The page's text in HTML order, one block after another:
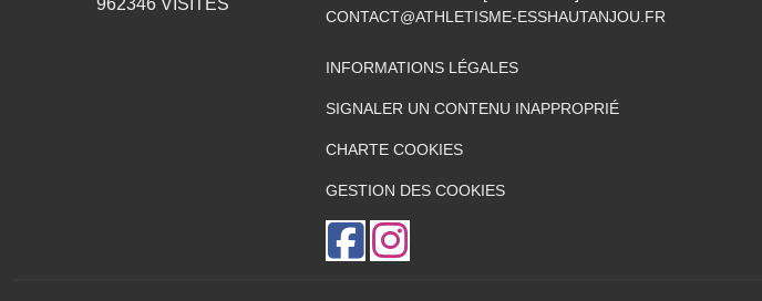
962346 VISITES
CONTACT@ATHLETISME-ESSHAUTANJOU.FR
INFORMATIONS LÉGALES
SIGNALER UN CONTENU INAPPROPRIÉ
CHARTE COOKIES
GESTION DES COOKIES